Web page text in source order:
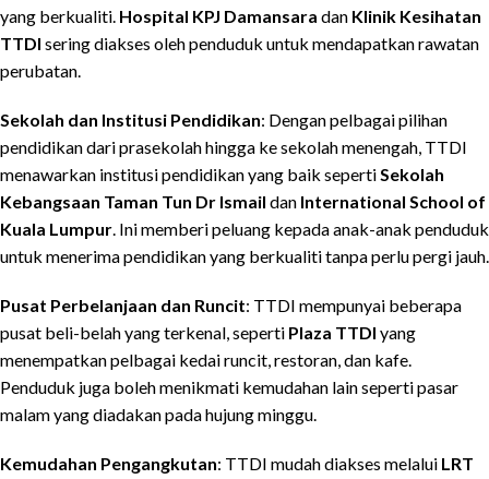
yang berkualiti. Hospital KPJ Damansara dan Klinik Kesihatan
TTDI sering diakses oleh penduduk untuk mendapatkan rawatan
perubatan.
Sekolah dan Institusi Pendidikan: Dengan pelbagai pilihan
pendidikan dari prasekolah hingga ke sekolah menengah, TTDI
menawarkan institusi pendidikan yang baik seperti Sekolah
Kebangsaan Taman Tun Dr Ismail dan International School of
Kuala Lumpur . Ini memberi peluang kepada anak-anak penduduk
untuk menerima pendidikan yang berkualiti tanpa perlu pergi jauh.
Pusat Perbelanjaan dan Runcit: TTDI mempunyai beberapa
pusat beli-belah yang terkenal, seperti Plaza TTDI yang
menempatkan pelbagai kedai runcit, restoran, dan kafe.
Penduduk juga boleh menikmati kemudahan lain seperti pasar
malam yang diadakan pada hujung minggu.
Kemudahan Pengangkutan: TTDI mudah diakses melalui LRT